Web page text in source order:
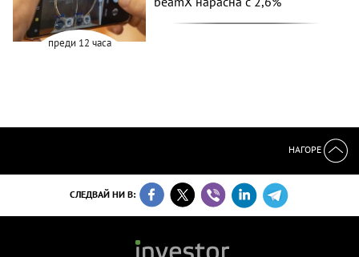
преди 12 часа
НАГОРЕ
СЛЕДВАЙ НИ В: